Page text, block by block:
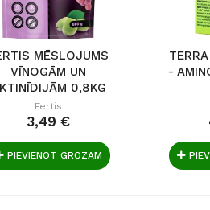
MĒSLOJUMS
VĪNOGĀM UN
0,8KG
Fertis
3,49 €
PIEVIENOT GROZAM
-